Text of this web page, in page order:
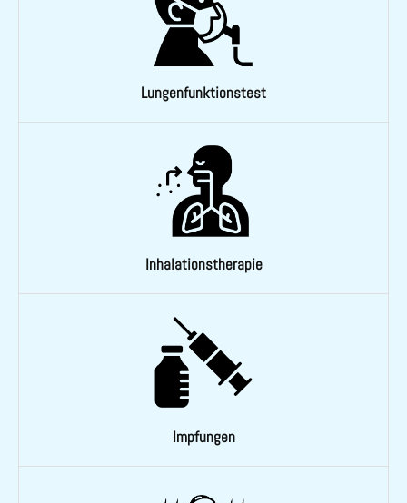
Lungenfunktionstest
Inhalationstherapie
Impfungen